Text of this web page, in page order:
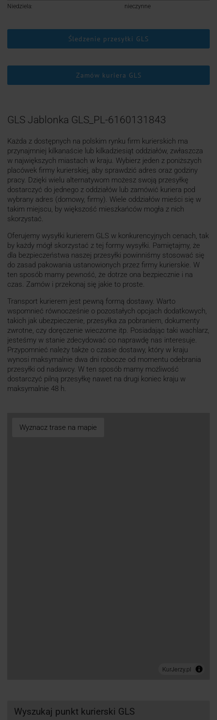
Niedziela:
nieczynne
Śledzenie przesyłki GLS
Zamów kuriera GLS
GLS Jablonka GLS_PL-6160131843
Każda z dostępnych na polskim rynku firm kurierskich ma
przynajmniej kilkanaście lub kilkadziesiąt oddziałów, zwłaszcza
w największych miastach w kraju. Wybierz jeden z poniższych
placówek firmy kurierskiej, aby sprawdzić adres oraz godziny
pracy. Dzięki wielu alternatywom możesz swoją przesyłkę
dostarczyć do jednego z oddziałów lub zamówić kuriera pod
wybrany adres (domowy, firmy). Wiele oddziałów mieści się w
takim miejscu, by większość mieszkańców mogła z nich
skorzystać.
Oferujemy wysyłki kurierem GLS w konkurencyjnych cenach, tak
by każdy mógł skorzystać z tej formy wysyłki. Pamiętajmy, że
dla bezpieczeństwa naszej przesyłki powinniśmy stosować się
do zasad pakowania ustanowionych przez firmy kurierskie. W
ten sposób mamy pewność, że dotrze ona bezpiecznie i na
czas. Zamów i przekonaj się jakie to proste.
Transport kurierem jest pewną formą dostawy. Warto
wspomnieć równocześnie o pozostałych opcjach dodatkowych,
takich jak ubezpieczenie, przesyłka za pobraniem, dokumenty
zwrotne, czy doręczenie wieczorne itp. Posiadając taki wachlarz,
jesteśmy w stanie zdecydować co naprawdę nas interesuje.
Przypomnieć należy także o czasie dostawy, który w kraju
wynosi maksymalnie dwa dni robocze od momentu odebrania
przesyłki od nadawcy. W ten sposób mamy możliwość
dostarczyć pilną przesyłkę nawet na drugi koniec kraju w
maksymalnie 48 h.
Wyznacz trase na mapie
Wyszukaj punkt kurierski GLS